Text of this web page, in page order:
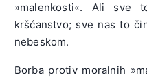
»malenkosti«. Ali sve
kršćanstvo; sve nas to
nebeskom.
Borba protiv moralnih